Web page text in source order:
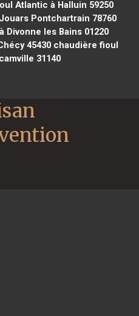
Atlantic à Halluin 59250
Pontchartrain 78760
les Bains 01220
45430chaudière fioul
31140